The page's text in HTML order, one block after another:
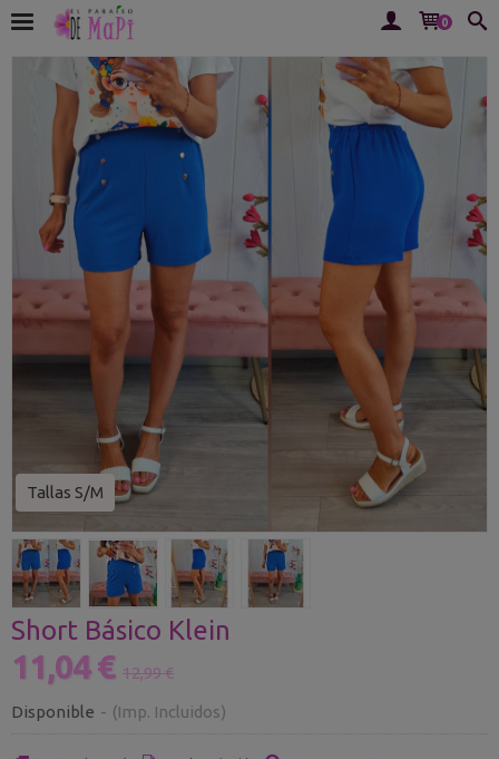
0
Tallas S/M
Short Básico Klein
11,04 € 12,99 €
Disponible - (Imp. Incluidos)